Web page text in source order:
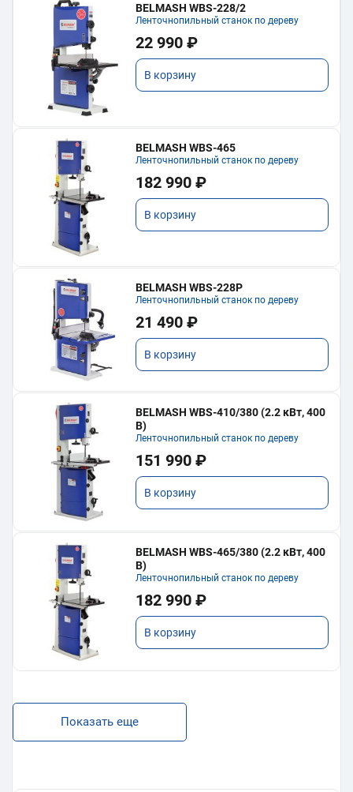
BELMASH WBS-228/2
Ленточнопильный станок по дереву
22 990 ₽
В корзину
BELMASH WBS-465
Ленточнопильный станок по дереву
182 990 ₽
В корзину
BELMASH WBS-228P
Ленточнопильный станок по дереву
21 490 ₽
В корзину
BELMASH WBS-410/380 (2.2 кВт, 400
В)
Ленточнопильный станок по дереву
151 990 ₽
В корзину
BELMASH WBS-465/380 (2.2 кВт, 400
В)
Ленточнопильный станок по дереву
182 990 ₽
В корзину
Показать еще